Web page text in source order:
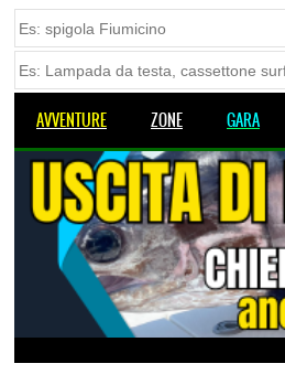
AVVENTURE ZONE GARA